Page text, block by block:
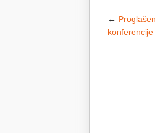
←
konferencije